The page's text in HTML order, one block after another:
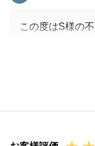
この度はS様の
のおかげで無事
重ねてお礼申し
今後とも末永い